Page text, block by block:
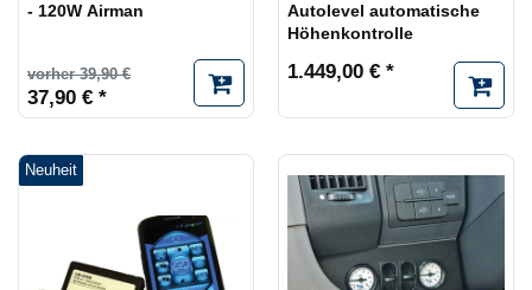
- 120W Airman
vorher 39,90 €
37,90 € *
Autolevel automatische
Höhenkontrolle
1.449,00 € *
Neuheit